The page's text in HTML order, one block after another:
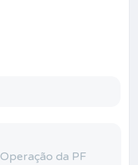
Operação da PF